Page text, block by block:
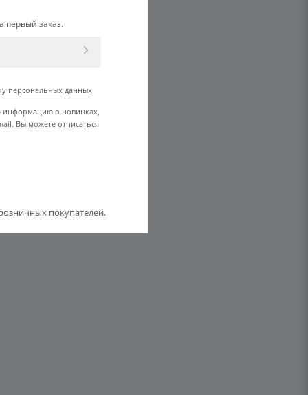
первый заказ.
персональных данных
информацию о новинках,
Вы можете отписаться
покупателей.